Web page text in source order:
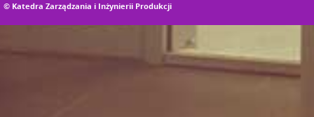
© Katedra Zarządzania i Inżynierii Produkcji